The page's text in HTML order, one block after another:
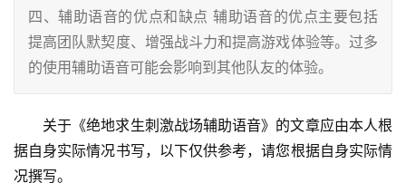
四、辅助语音的优点和缺点 辅助语音的优点主要包括
提高团队默契度、增强战斗力和提高游戏体验等。过多
的使用辅助语音可能会影响到其他队友的体验。
关于《绝地求生刺激战场辅助语音》的文章应由本人根
据自身实际情况书写，以下仅供参考，请您根据自身实际情
况撰写。